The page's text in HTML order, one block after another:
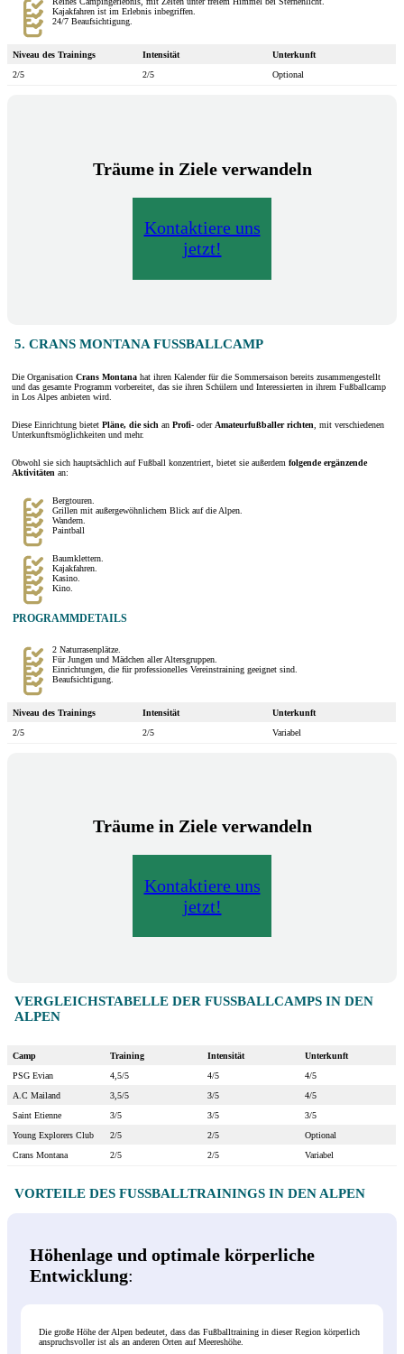
Kajakfahren ist im Erlebnis inbegriffen.
24/7 Beaufsichtigung.
Niveau des Trainings Intensität
Unterkunft
2/5
2/5 Optional
Träume in Ziele verwandeln
Kontaktiere uns
jetzt!
5. CRANS MONTANA FUSSBALLCAMP
Die Organisation Crans Montana hat ihren Kalender für die Sommersaison bereits zusammengestellt
und das gesamte Programm vorbereitet, das sie ihren Schülern und Interessierten in ihrem Fußballcamp
in Los Alpes anbieten wird.
Diese Einrichtung bietet Pläne, die sich an Profi- oderAmateurfußballer richten, mit verschiedenen
Unterkunftsmöglichkeiten und mehr.
Obwohl sie sich hauptsächlich auf Fußball konzentriert, bietet sie außerdem folgende ergänzende
Aktivitäten an:
Bergtouren.
Grillen mit außergewöhnlichem Blick auf die Alpen.
Wandern.
Paintball
Baumklettern.
Kajakfahren.
Kasino.
Kino.
PROGRAMMDETAILS
2 Naturrasenplätze.
Für Jungen und Mädchen aller Altersgruppen.
Einrichtungen, die für professionelles Vereinstraining geeignet sind.
Beaufsichtigung.
Niveau des Trainings Intensität
Unterkunft
2/5
2/5 Variabel
Träume in Ziele verwandeln
Kontaktiere uns
jetzt!
VERGLEICHSTABELLE DER FUSSBALLCAMPS IN DEN A
LPEN
Camp Training Intensität
Unterkunft
PSG Evian
4,5/5 4/5
4/5
A.C Mailand
3,5/5 3/5
4/5
Saint Etienne
3/5 3/5
3/5
Young Explorers Club
2/5 2/5
Optional
Crans Montana
2/5 2/5 Variabel
VORTEILE DES FUSSBALLTRAININGS IN DEN ALPEN
Höhenlage und optimale körperliche
Entwicklung:
Die große Höhe der Alpen bedeutet, dass das Fußballtraining in dieser Region körperlich
anspruchsvoller ist als an anderen Orten auf Meereshöhe.